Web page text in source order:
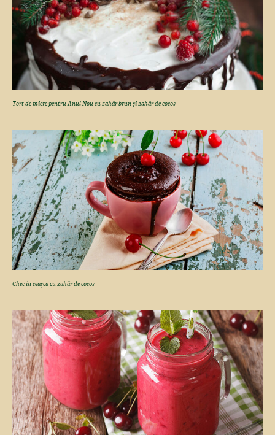
Tort de miere pentru Anul Nou cu zahăr brun și zahăr de cocos
Chec în ceașcă cu zahăr de cocos